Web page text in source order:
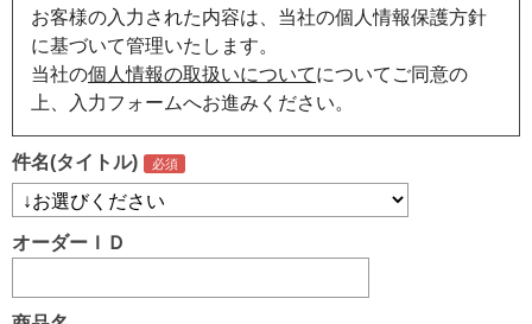
お客様の入力された内容は、当社の個人情報保護方針
に基づいて管理いたします。
当社の個人情報の取扱いについてについてご同意の
上、入力フォームへお進みください。
件名(タイトル)
オーダーＩＤ